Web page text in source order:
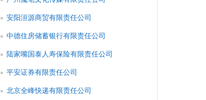
安阳洹源商贸有限责任公司
中德住房储蓄银行有限责任公司
陆家嘴国泰人寿保险有限责任公司
平安证券有限责任公司
北京全峰快递有限责任公司